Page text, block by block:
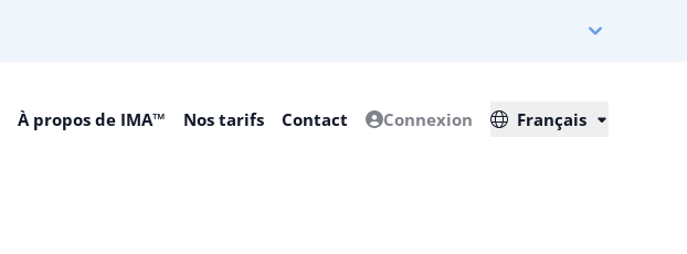
À propos de IMA™ Nos tarifs Contact Connexion Français